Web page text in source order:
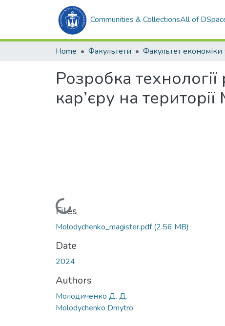
Communities & CollectionsAll of
Home Факультети
Розробка
кар’єру на
Loading...
Files
Molodychenko_magister.pdf(2.56 MB)
Date
2024
Authors
Молодиченко Д. Д.
Molodychenko Dmytro